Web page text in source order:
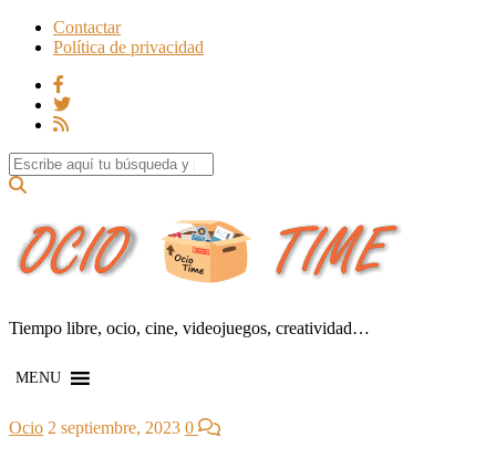
Contactar
Política de privacidad
Search for:
Tiempo libre, ocio, cine, videojuegos, creatividad…
MENU
Ocio 2 septiembre, 2023 0